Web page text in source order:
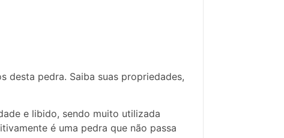
desta pedra. Saiba suas propriedades,
e libido, sendo muito utilizada
é uma pedra que não passa